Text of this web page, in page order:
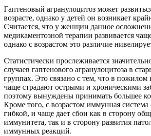
Гаптеновый агранулоцитоз может
возрасте, однако у детей он возникает
Считается, что у женщин данное
медикаментозной терапии развивается
однако с возрастом это различие
Статистически прослеживается
случаев гаптенового агранулоцитоза в
группах. Это связано с тем, что в пожилом
чаще страдают острыми и хроническими
поэтому вынуждены принимать большее
Кроме того, с возрастом иммунная система
гибкой, и чаще дает сбои как в сторону
иммунитета, так и в сторону развития
иммунных реакций.